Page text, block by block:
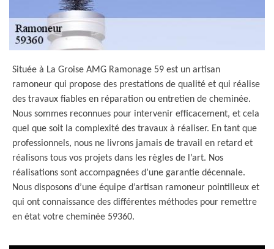
Située à La Groise AMG Ramonage 59 est un artisan
ramoneur qui propose des prestations de qualité et qui réalise
des travaux fiables en réparation ou entretien de cheminée.
Nous sommes reconnues pour intervenir efficacement, et cela
quel que soit la complexité des travaux à réaliser. En tant que
professionnels, nous ne livrons jamais de travail en retard et
réalisons tous vos projets dans les règles de l’art. Nos
réalisations sont accompagnées d’une garantie décennale.
Nous disposons d’une équipe d’artisan ramoneur pointilleux et
qui ont connaissance des différentes méthodes pour remettre
en état votre cheminée 59360.